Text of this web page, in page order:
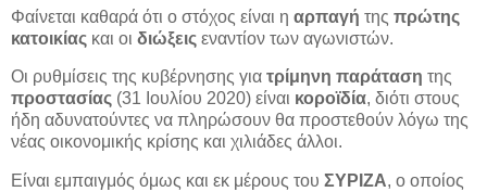
Φαίνεται καθαρά ότι ο στόχος είναι η αρπαγή της πρώτης
κατοικίας και οι διώξεις εναντίον των αγωνιστών.
Οι ρυθμίσεις της κυβέρνησης για τρίμηνη παράταση της
προστασίας (31 Ιουλίου 2020) είναι κοροϊδία, διότι στους
ήδη αδυνατούντες να πληρώσουν θα προστεθούν λόγω της
νέας οικονομικής κρίσης και χιλιάδες άλλοι.
Είναι εμπαιγμός όμως και εκ μέρους του ΣΥΡΙΖΑ, ο οποίος